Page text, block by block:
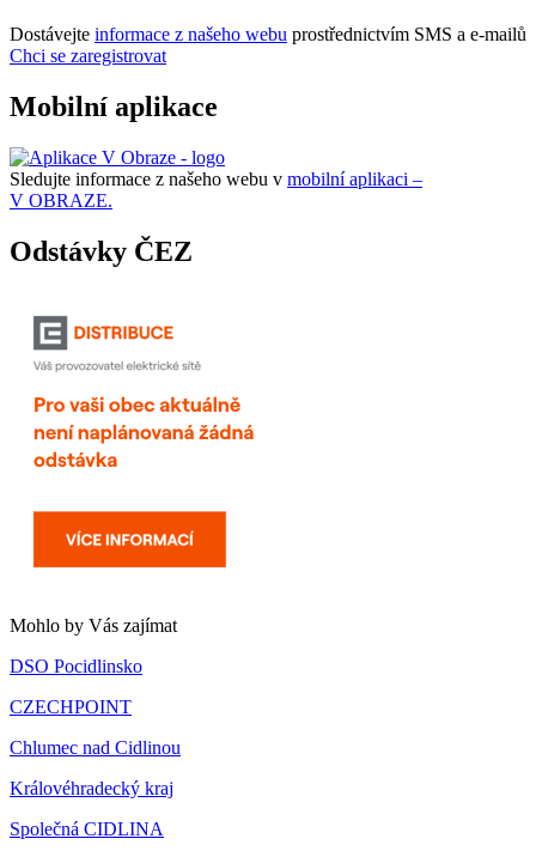
Dostávejte informace z našeho webu prostřednictvím SMS a e-mailů
Chci se zaregistrovat
Mobilní aplikace
Sledujte informace z našeho webu v mobilní aplikaci –
V OBRAZE.
Odstávky ČEZ
Mohlo by Vás zajímat
DSO Pocidlinsko
CZECHPOINT
Chlumec nad Cidlinou
Královéhradecký kraj
Společná CIDLINA